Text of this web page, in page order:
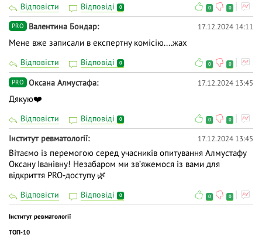
Відповісти Відповіді 0 0 0
PRO Валентина Бондар 17.12.2024 14:11
Мене вже записали в експертну комісію....жах
Відповісти Відповіді 0 0 0
PRO Оксана Алмустафа 17.12.2024 13:45
Дякую❤️
Відповісти Відповіді 0 0 0
Інститут ревматології 17.12.2024 13:45
Вітаємо із перемогою серед учасників опитування Алмустафу
Оксану Іванівну! Незабаром ми звʼяжемося із вами для
відкриття PRO-доступу 🌿
Відповісти Відповіді 0 0 0
Інститут ревматології
ТОП-10